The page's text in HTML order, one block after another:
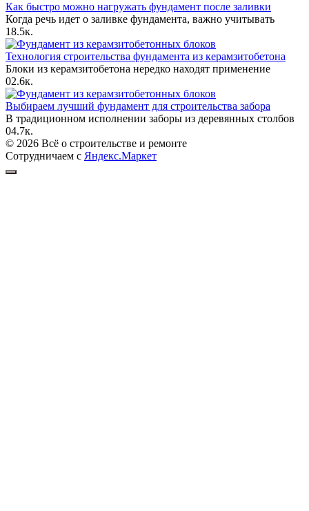
Как быстро можно нагружать фундамент после заливки
Когда речь идет о заливке фундамента, важно учитывать
18.5к.
Технология строительства фундамента из керамзитобетона
Блоки из керамзитобетона нередко находят применение
02.6к.
Выбираем лучший фундамент для строительства забора
В традиционном исполнении заборы из деревянных столбов
04.7к.
© 2026 Всё о строительстве и ремонте
Сотрудничаем с Яндекс.Маркет